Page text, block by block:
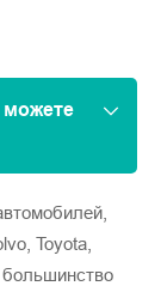
Toyota,
большинство